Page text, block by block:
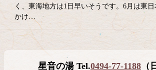
く、東海地方は1日早いそうです。6月は東
かけ…
星音の湯 Tel.0494-77-1188 （